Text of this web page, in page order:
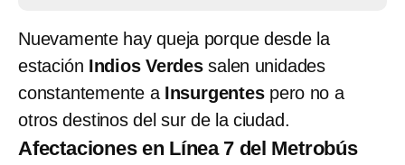
Nuevamente hay queja porque desde la
estación Indios Verdessalen unidades
constantemente a Insurgentespero no a
otros destinos del sur de la ciudad.
Afectaciones en Línea 7 del Metrobús